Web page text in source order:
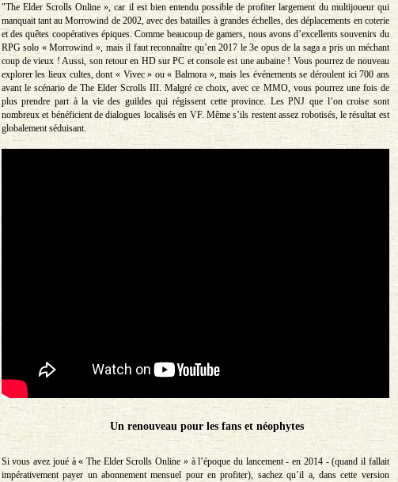
"The Elder Scrolls Online », car il est bien entendu possible de profiter largement du multijoueur qui
manquait tant au Morrowind de 2002, avec des batailles à grandes échelles, des déplacements en coterie
et des quêtes coopératives épiques. Comme beaucoup de gamers, nous avons d’excellents souvenirs du
RPG solo « Morrowind », mais il faut reconnaître qu’en 2017 le 3e opus de la saga a pris un méchant
coup de vieux ! Aussi, son retour en HD sur PC et console est une aubaine ! Vous pourrez de nouveau
explorer les lieux cultes, dont « Vivec » ou « Balmora », mais les événements se déroulent ici 700 ans
avant le scénario de The Elder Scrolls III. Malgré ce choix, avec ce MMO, vous pourrez une fois de
plus prendre part à la vie des guildes qui régissent cette province. Les PNJ que l’on croise sont
nombreux et bénéficient de dialogues localisés en VF. Même s’ils restent assez robotisés, le résultat est
globalement séduisant.
Un renouveau pour les fans et néophytes
Si vous avez joué à « The Elder Scrolls Online » à l’époque du lancement - en 2014 - (quand il fallait
impérativement payer un abonnement mensuel pour en profiter), sachez qu’il a, dans cette version